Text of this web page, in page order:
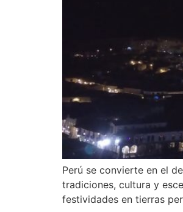
Perú se convierte en el
tradiciones, cultura y
festividades en tierras